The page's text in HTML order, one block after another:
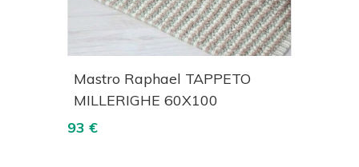
Acquista Visualizza
Mastro Raphael TAPPETO
MILLERIGHE 60X100
93 €